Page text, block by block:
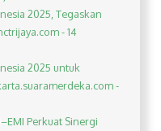
2025, Tegaskan
- 14
2025 untuk
-
Perkuat Sinergi